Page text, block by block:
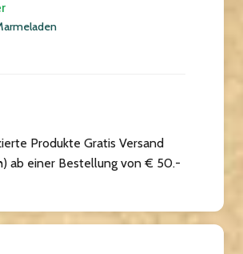
Produkte Gratis Versand
ab einer Bestellung von € 50.-